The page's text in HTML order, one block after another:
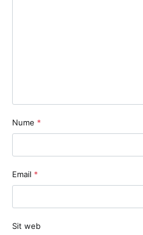
Nume *
Email *
Sit web